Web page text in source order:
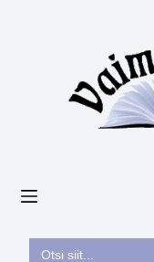
Search
for: